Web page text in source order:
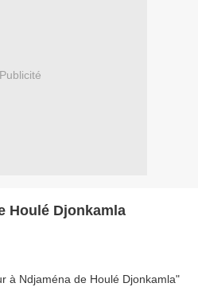
Publicité
Houlé Djonkamla